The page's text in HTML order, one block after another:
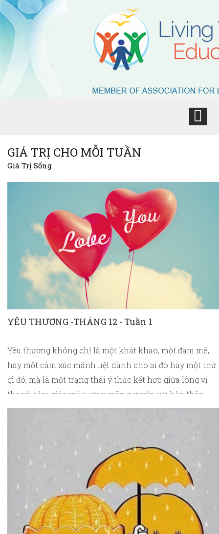
GIÁ TRỊ CHO MỖI TUẦN
Giá Trị Sống
YÊU THƯƠNG -THÁNG 12 - Tuần 1
Yêu thương không chỉ là một khát khao, một đam mê,
hay một cảm xúc mãnh liệt dành cho ai đó hay một thứ
gì đó, mà là một trạng thái ý thức kết hợp giữa lòng vị
tha và cảm giác vui sướng, mãn nguyện với bản thân.